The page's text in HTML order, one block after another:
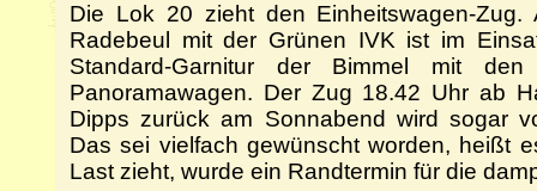
Die Lok 20 zieht den Einheitswagen-Zug.
Radebeul mit der Grünen IVK ist im
Standard-Garnitur der Bimmel mit
Panoramawagen. Der Zug 18.42 Uhr ab
Dipps zurück am Sonnabend wird sogar
Das sei vielfach gewünscht worden, heißt
Last zieht, wurde ein Randtermin für die